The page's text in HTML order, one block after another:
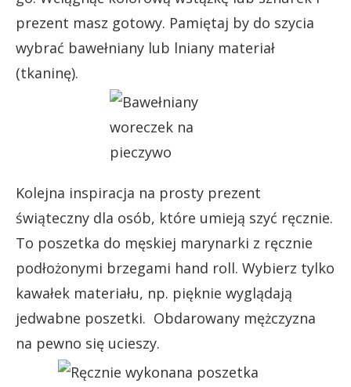
prezent masz gotowy. Pamiętaj by do szycia
wybrać bawełniany lub lniany materiał
(tkaninę).
Kolejna inspiracja na prosty prezent
świąteczny dla osób, które umieją szyć ręcznie.
To poszetka do męskiej marynarki z ręcznie
podłożonymi brzegami hand roll. Wybierz tylko
kawałek materiału, np. pięknie wyglądają
jedwabne poszetki. Obdarowany mężczyzna
na pewno się ucieszy.